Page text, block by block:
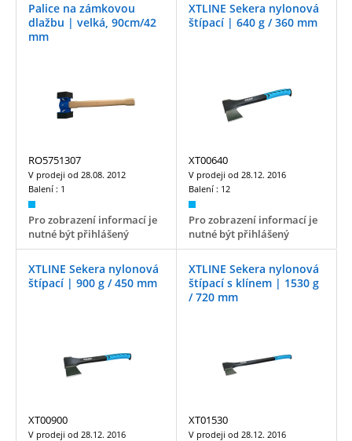
Palice na zámkovou
dlažbu | velká, 90cm/42
mm
RO5751307
V prodeji od 28.08. 2012
Balení : 1
Pro zobrazení informací je
nutné být přihlášený
XTLINE Sekera nylonová
štípací | 640 g / 360 mm
XT00640
V prodeji od 28.12. 2016
Balení : 12
Pro zobrazení informací je
nutné být přihlášený
XTLINE Sekera nylonová
štípací | 900 g / 450 mm
XT00900
V prodeji od 28.12. 2016
XTLINE Sekera nylonová
štípací s klínem | 1530 g
/ 720 mm
XT01530
V prodeji od 28.12. 2016